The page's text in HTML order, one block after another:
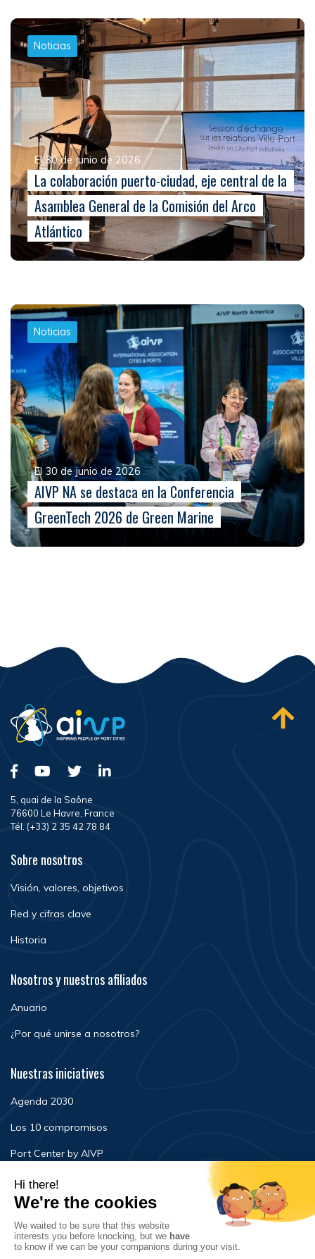
Noticias
El 30 de junio de 2026
La colaboración puerto-ciudad, eje central de la
Asamblea General de la Comisión del Arco
Atlántico
Noticias
El 30 de junio de 2026
AIVP NA se destaca en la Conferencia
GreenTech 2026 de Green Marine
5, quai de la Saône
76600 Le Havre, France
Tél. (+33) 2 35 42 78 84
Sobre nosotros
Visión, valores, objetivos
Red y cifras clave
Historia
Nosotros y nuestros afiliados
Anuario
¿Por qué unirse a nosotros?
Nuestras iniciatives
Agenda 2030
Los 10 compromisos
Port Center by AIVP
Noticias
Eventos
FAQ